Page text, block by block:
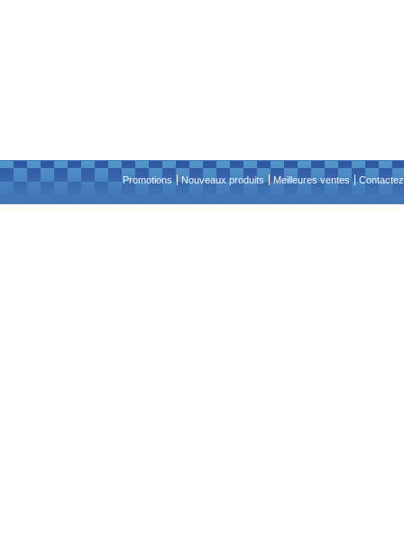
Promotions Nouveaux produits Meilleures ventes